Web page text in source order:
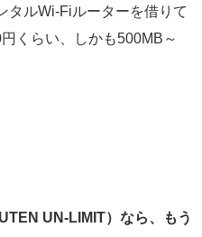
タルWi-Fiルーターを借りて
くらい、しかも500MB～
UN-LIMIT）なら、もう